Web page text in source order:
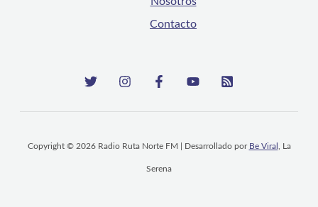
Contacto
Copyright © 2026 Radio Ruta Norte FM | Desarrollado por Be Viral , La
Serena